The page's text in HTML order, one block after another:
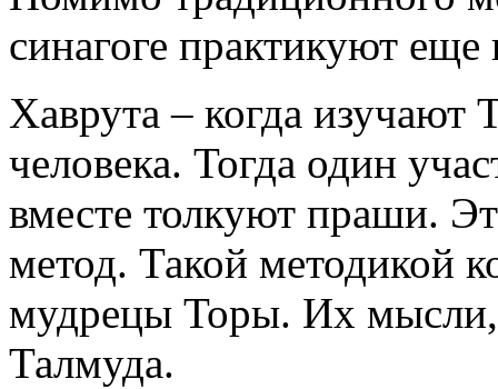
синагоге практикуют
Хаврута – когда изучают
человека. Тогда один
вместе толкуют праши.
метод. Такой методикой
мудрецы Торы. Их
Талмуда.